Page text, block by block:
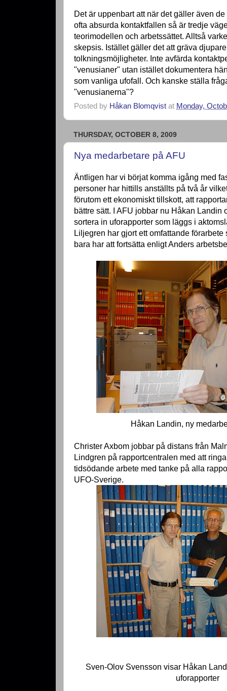
Det är uppenbart att när det gäller även
ofta absurda kontaktfallen så är tredje
teorimodellen och arbetssättet. Alltså
skepsis. Istället gäller det att gräva
tolkningsmöjligheter. Inte avfärda
"venusianer" utan istället dokumentera
som vanliga ufofall. Och kanske ställa
"venusianerna"?
Posted by Håkan Blomqvist at Monday,
THURSDAY, OCTOBER 8, 2009
Nya medarbetare på AFU
Äntligen har vi börjat komma igång med
personer har hittills anställts på två år
förutom ett ekonomiskt tillskott, att
bättre sätt. I AFU jobbar nu Håkan Landin
sortera in uforapporter som läggs i
Liljegren har gjort ett omfattande förarbete
bara har att fortsätta enligt Anders
Håkan Landin, ny
Christer Axbom jobbar på distans från
Lindgren på rapportcentralen med att
tidsödande arbete med tanke på alla
UFO-Sverige.
Sven-Olov Svensson visar Håkan
uforapporter